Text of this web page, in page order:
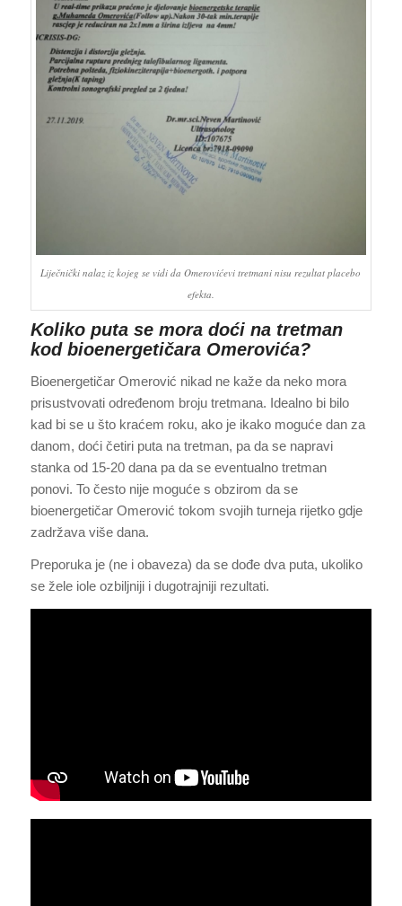
Liječnički nalaz iz kojeg se vidi da Omerovićevi tretmani nisu rezultat placebo
efekta.
Koliko puta se mora doći na tretman
kod bioenergetičara Omerovića?
Bioenergetičar Omerović nikad ne kaže da neko mora
prisustvovati određenom broju tretmana. Idealno bi bilo
kad bi se u što kraćem roku, ako je ikako moguće dan za
danom, doći četiri puta na tretman, pa da se napravi
stanka od 15-20 dana pa da se eventualno tretman
ponovi. To često nije moguće s obzirom da se
bioenergetičar Omerović tokom svojih turneja rijetko gdje
zadržava više dana.
Preporuka je (ne i obaveza) da se dođe dva puta, ukoliko
se žele iole ozbiljniji i dugotrajniji rezultati.